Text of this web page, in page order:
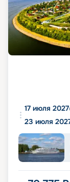
17 июля 2027
23 июля